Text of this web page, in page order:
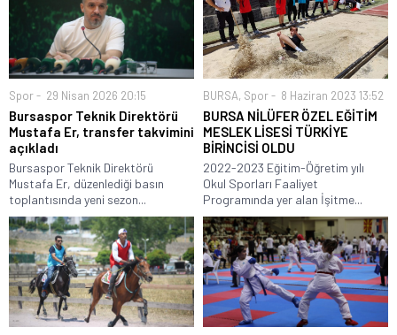
Spor 29 Nisan 2026 20:15
Bursaspor Teknik Direktörü
Mustafa Er, transfer takvimini
açıkladı
Bursaspor Teknik Direktörü
Mustafa Er, düzenlediği basın
toplantısında yeni sezon...
BURSA, Spor 8 Haziran 2023 13:52
BURSA NİLÜFER ÖZEL EĞİTİM
MESLEK LİSESİ TÜRKİYE
BİRİNCİSİ OLDU
2022-2023 Eğitim-Öğretim yılı
Okul Sporları Faaliyet
Programında yer alan İşitme...